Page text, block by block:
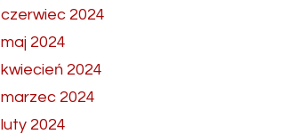
czerwiec 2024
maj 2024
kwiecień 2024
marzec 2024
luty 2024